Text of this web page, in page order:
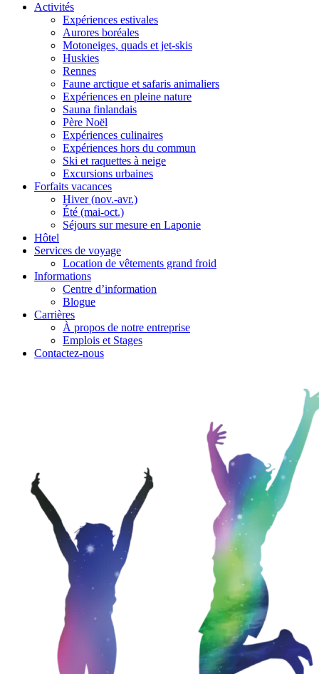
Activités
Expériences estivales
Aurores boréales
Motoneiges, quads et jet-skis
Huskies
Rennes
Faune arctique et safaris animaliers
Expériences en pleine nature
Sauna finlandais
Père Noël
Expériences culinaires
Expériences hors du commun
Ski et raquettes à neige
Excursions urbaines
Forfaits vacances
Hiver (nov.-avr.)
Été (mai-oct.)
Séjours sur mesure en Laponie
Hôtel
Services de voyage
Location de vêtements grand froid
Informations
Centre d’information
Blogue
Carrières
À propos de notre entreprise
Emplois et Stages
Contactez-nous